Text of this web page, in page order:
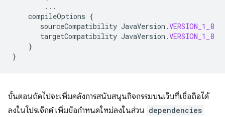
...
compileOptions {
sourceCompatibility JavaVersion .VERSION_1_8
targetCompatibility JavaVersion .VERSION_1_8
}
}
ขั้นตอนถัดไปจะเพิ่มคลังการสนับสนุนกิจกรรมบนเว็บที่เชื่อถือได้
ลงในโปรเจ็กต์ เพิ่มข้อกำหนดใหม่ลงในส่วน dependencies